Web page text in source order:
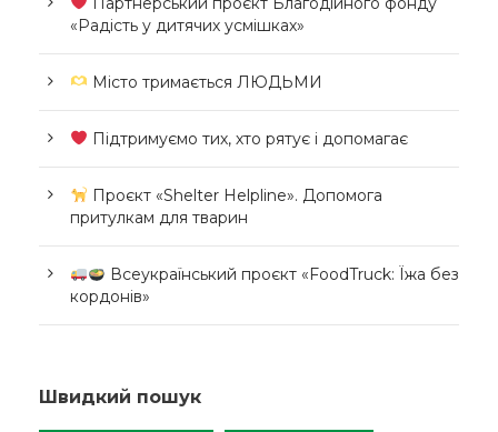
«Радість у дитячих усмішках»
Місто тримається ЛЮДЬМИ
Підтримуємо тих, хто рятує і допомагає
Проєкт «Shelter Helpline». Допомога
притулкам для тварин
Всеукраїнський проєкт «FoodTruck: Їжа без
кордонів»
Швидкий пошук